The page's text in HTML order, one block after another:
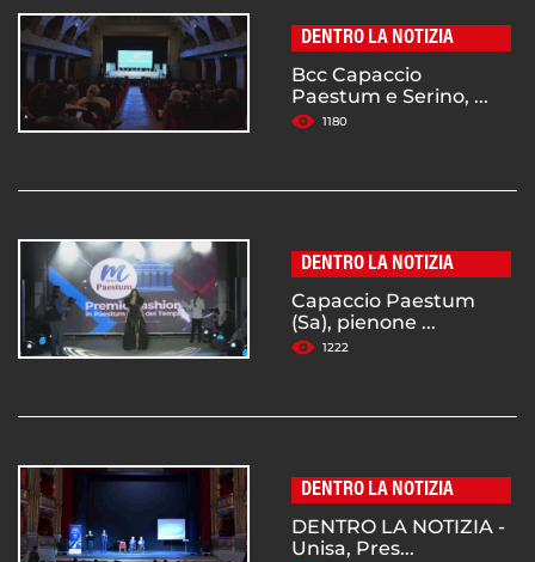
DENTRO LA NOTIZIA
Bcc Capaccio
Paestum e Serino, ...
1180
DENTRO LA NOTIZIA
Capaccio Paestum
(Sa), pienone ...
1222
DENTRO LA NOTIZIA
DENTRO LA NOTIZIA -
Unisa, Pres...